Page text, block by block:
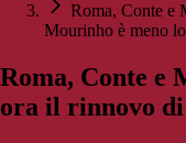
Roma, Conte e
Mourinho è meno
Roma, Conte e
ora il rinnovo